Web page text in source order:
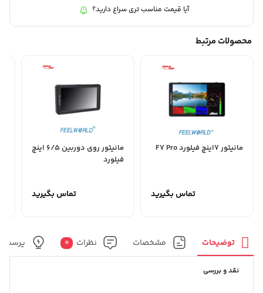
آیا قیمت مناسب تری سراغ دارید؟
محصولات مرتبط
مانیتور 7اینچ فیلورد F7 Pro
تماس بگیرید
مانیتور روی دوربین 6/5 اینچ
فیلورد
تماس بگیرید
توضیحات مشخصات نظرات 0 پرسش
نقد و بررسی